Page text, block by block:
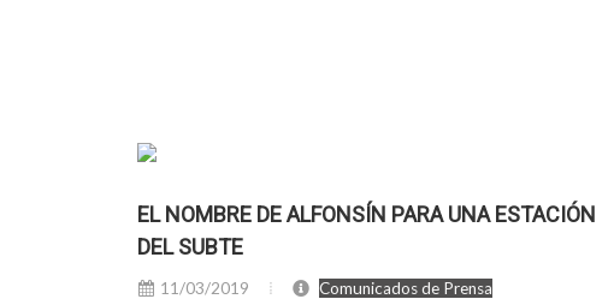
EL NOMBRE DE ALFONSÍN PARA UNA ESTACIÓN
DEL SUBTE
11/03/2019 Comunicados de Prensa